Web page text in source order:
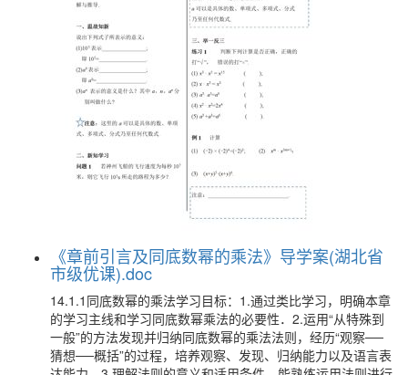
《章前引言及同底数幂的乘法》导学案(湖北省
市级优课).doc
14.1.1同底数幂的乘法学习目标：1.通过类比学习，明确本章
的学习主线和学习同底数幂乘法的必要性．2.运用“从特殊到
一般”的方法发现并归纳同底数幂的乘法法则，经历“观察──
猜想──概括”的过程，培养观察、发现、归纳能力以及语言表